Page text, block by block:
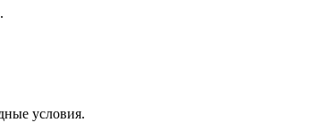
условия.